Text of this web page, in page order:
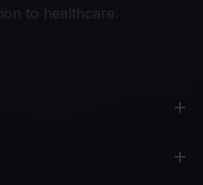
to healthcare.